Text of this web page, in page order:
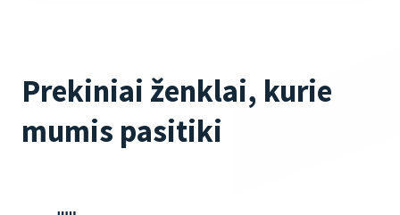
Prekiniai ženklai, kurie
mumis pasitiki